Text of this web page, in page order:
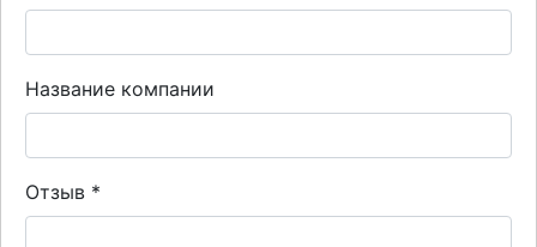
Название компании
Отзыв *